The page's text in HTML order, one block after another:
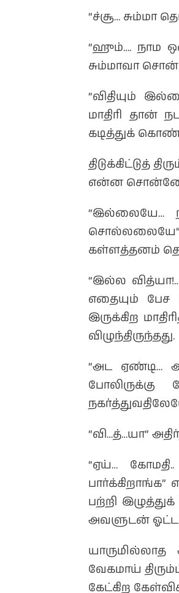
“ச்சூ… சும்மா
“ஹும்…. நாம
சும்மாவா
“விதியும்
மாதிரி தான்
கடித்துக்
திடுக்கிட்டுத்
என்ன
கள்ளத்தனம்
“இல்ல
எதையும்
இருக்கிற
விழுந்திருந்தது.
“அட ஏண்டி…
போலிருக்கு
“வி…த்…யா”
“ஏய்…
பற்றி
அவளுடன்
வேகமாய்
கேட்கிற